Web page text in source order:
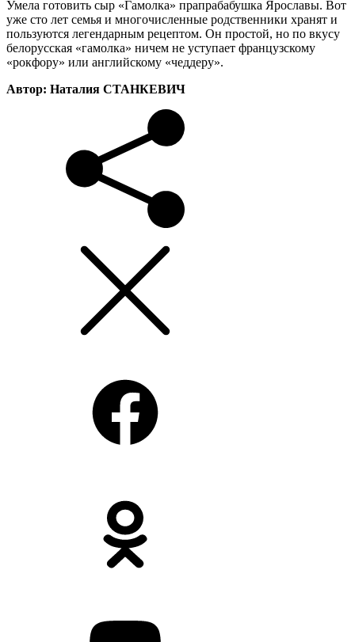
Умела готовить сыр «Гамолка» прапрабабушка Ярославы. Вот
уже сто лет семья и многочисленные родственники хранят и
пользуются легендарным рецептом. Он простой, но по вкусу
белорусская «гамолка» ничем не уступает французскому
«рокфору» или английскому «чеддеру».
Автор: Наталия СТАНКЕВИЧ